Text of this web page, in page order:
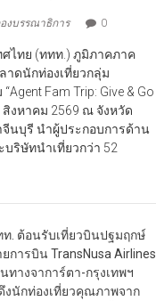
งบรรณาธิการ 0
ศไทย (ททท.) ภูมิภาคภาค
าดนักท่องเที่ยวกลุ่ม
Fam Trip: Give & Go
สิงหาคม 2569 ณ จังหวัด
บุรี นำผู้ประกอบการด้าน
ริษัทนำเที่ยวกว่า 52
ท. ต้อนรับเที่ยวบินปฐมฤกษ์
ยการบิน TransNusa Airlines
นทางจาการ์ตา-กรุงเทพฯ
งนักท่องเที่ยวคุณภาพจาก